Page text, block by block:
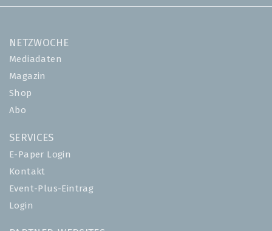
NETZWOCHE
Mediadaten
Magazin
Shop
Abo
SERVICES
E-Paper Login
Kontakt
Event-Plus-Eintrag
Login